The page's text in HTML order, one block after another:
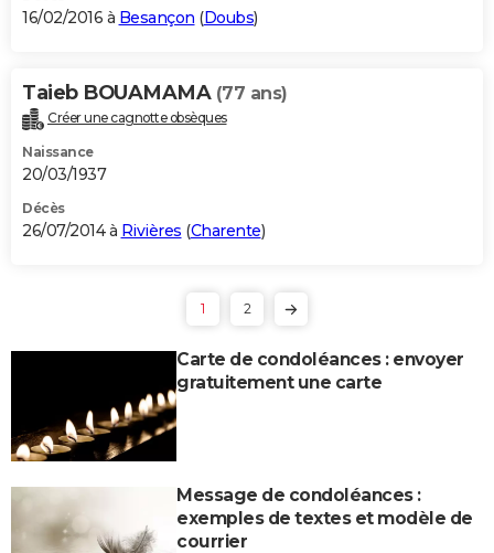
16/02/2016 à Besançon (Doubs)
Taieb BOUAMAMA (77 ans)
Créer une cagnotte obsèques
Naissance
20/03/1937
Décès
26/07/2014 à Rivières (Charente)
1 2
Carte de condoléances : envoyer
gratuitement une carte
Message de condoléances :
exemples de textes et modèle de
courrier